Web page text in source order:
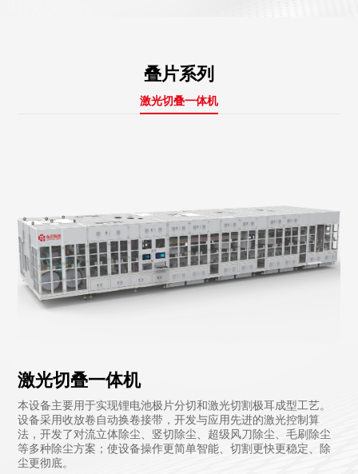
叠片系列
激光切叠一体机
激光切叠一体机
本设备主要用于实现锂电池极片分切和激光切割极耳成型工艺。
设备采用收放卷自动换卷接带，开发与应用先进的激光控制算
法，开发了对流立体除尘、竖切除尘、超级风刀除尘、毛刷除尘
等多种除尘方案；使设备操作更简单智能、切割更快更稳定、除
尘更彻底。